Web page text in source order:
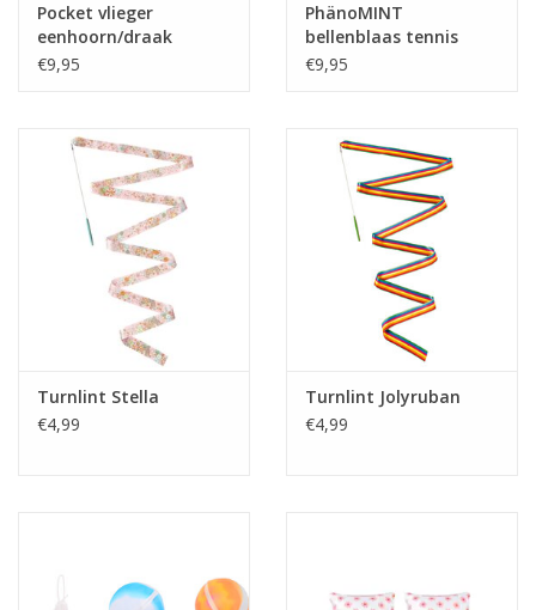
Blogs
Pocket vlieger
eenhoorn/draak
€9,95
PhänoMINT
bellenblaas tennis
€9,95
Turnlint Stella
€4,99
Turnlint Jolyruban
€4,99